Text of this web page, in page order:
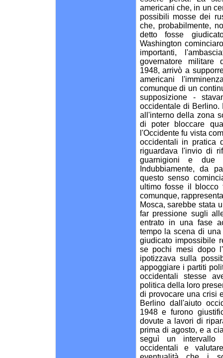
americani che, in un
possibili mosse dei
che, probabilmente,
detto fosse
Washington
importanti,
governatore militare
1948, arrivò a
americani
comunque di un
supposizione -
occidentale di Berlino.
all'interno della zona
di poter bloccare
l'Occidente fu vista
occidentali in pratica
riguardava l'invio di
guarnigioni e due
Indubbiamente, da
questo senso
ultimo fosse il blocco
comunque,
Mosca, sarebbe stata
far pressione sugli
entrato in una fase
tempo la scena di
giudicato impossibile
se pochi mesi dopo
ipotizzava sulla
appoggiare i partiti
occidentali stesse
politica della loro
di provocare una crisi
Berlino dall'aiuto
1948 e furono
dovute a lavori di
prima di agosto, e a
seguì un intervallo
occidentali e